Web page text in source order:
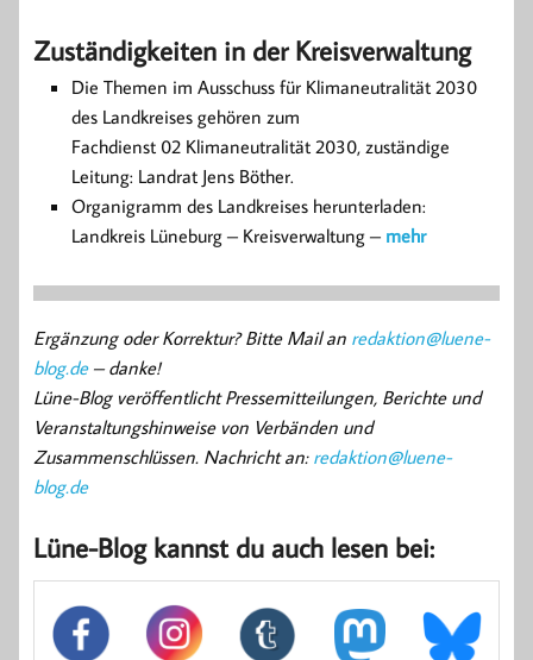
Zuständigkeiten in der Kreisverwaltung
Die Themen im Ausschuss für Klimaneutralität 2030
des Landkreises gehören zum
Fachdienst 02 Klimaneutralität 2030, zuständige
Leitung: Landrat Jens Böther.
Organigramm des Landkreises herunterladen:
Landkreis Lüneburg – Kreisverwaltung – mehr
Ergänzung oder Korrektur? Bitte Mail an redaktion@luene-
blog.de– danke!
Lüne-Blog veröffentlicht Pressemitteilungen, Berichte und
Veranstaltungshinweise von Verbänden und
Zusammenschlüssen. Nachricht an: redaktion@luene-
blog.de
Lüne-Blog kannst du auch lesen bei: